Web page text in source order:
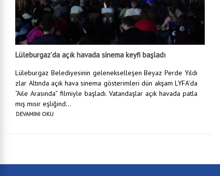
Lüleburgaz’da açık havada sinema keyfi başladı
Lüleburgaz Belediyesinin gelenekselleşen Beyaz Perde Yıldı
zlar Altında açık hava sinema gösterimleri dün akşam LYFA’da
“Aile Arasında” filmiyle başladı. Vatandaşlar açık havada patla
mış mısır eşliğind...
DEVAMINI OKU